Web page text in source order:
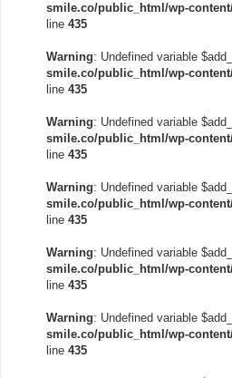
smile.co/public_html/wp-
line 435
Warning: Undefined variable
smile.co/public_html/wp-
line 435
Warning: Undefined variable
smile.co/public_html/wp-
line 435
Warning: Undefined variable
smile.co/public_html/wp-
line 435
Warning: Undefined variable
smile.co/public_html/wp-
line 435
Warning: Undefined variable
smile.co/public_html/wp-
line 435